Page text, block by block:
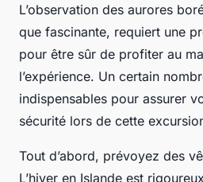
L’observation des aurores
que fascinante, requiert une
pour être sûr de profiter au
l’expérience. Un certain
indispensables pour assurer
sécurité lors de cette
Tout d’abord, prévoyez des
L’hiver en Islande est